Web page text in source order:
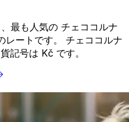
最も人気の チェココルナ
ートです。 チェココルナ
記号は Kč です。